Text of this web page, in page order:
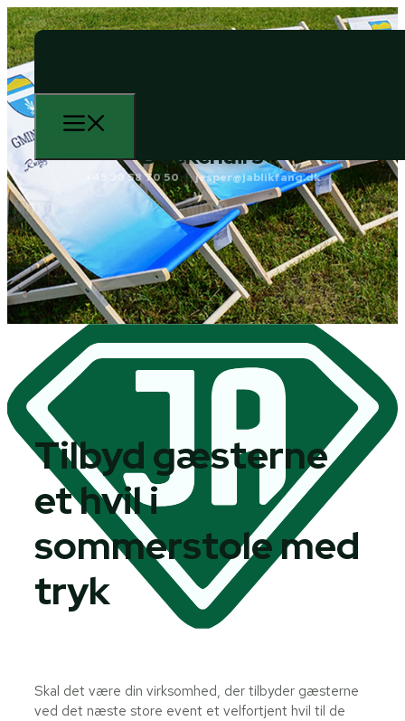
Deckchairs
+45 30 58 70 50 jesper@jablikfang.dk
Tilbyd gæsterne
et hvil i
sommerstole med
tryk
Skal det være din virksomhed, der tilbyder gæsterne
ved det næste store event et velfortjent hvil til de